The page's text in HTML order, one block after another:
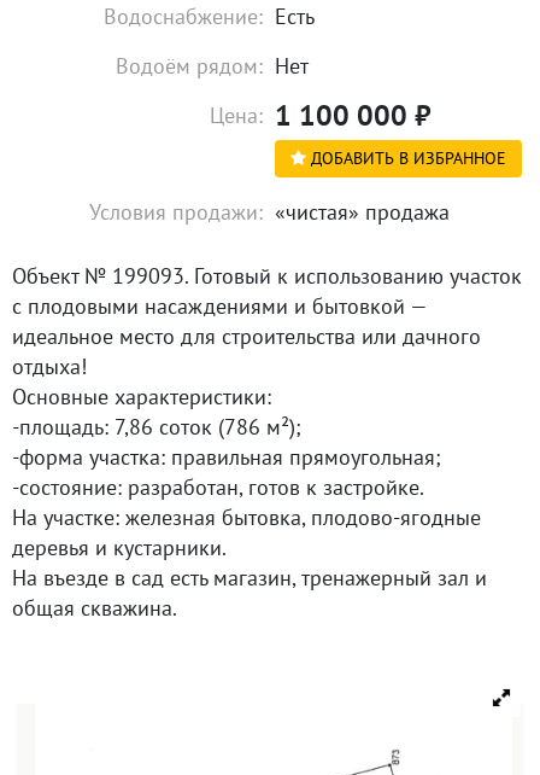
Водоснабжение: Есть
Водоём рядом: Нет
Цена: 1 100 000 ₽
ДОБАВИТЬ В ИЗБРАННОЕ
Условия продажи: «чистая» продажа
Объект № 199093. Готовый к использованию участок
с плодовыми насаждениями и бытовкой —
идеальное место для строительства или дачного
отдыха!
Основные характеристики:
-площадь: 7,86 соток (786 м²);
-форма участка: правильная прямоугольная;
-состояние: разработан, готов к застройке.
На участке: железная бытовка, плодово‑ягодные
деревья и кустарники.
На въезде в сад есть магазин, тренажерный зал и
общая скважина.